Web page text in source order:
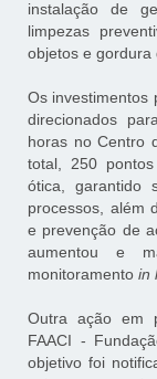
instalação de
limpezas
objetos e gordura
Os investimentos
direcionados
horas no Centro
total, 250
ótica, garantido
processos, além
e prevenção de
aumentou e
monitoramentoin
Outra ação em
FAACI -
objetivo foi